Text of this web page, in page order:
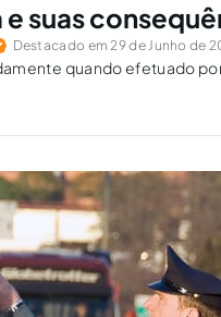
suas
Destacado em 29 de Junho de
quando efetuado